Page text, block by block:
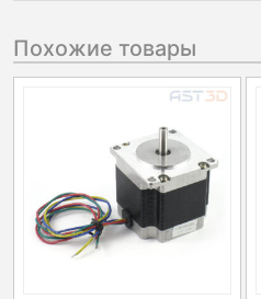
Похожие товары